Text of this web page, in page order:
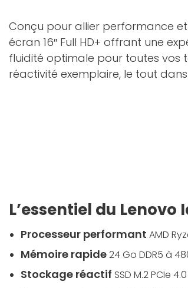
Conçu pour allier performance
écran 16″ Full HD+ offrant une
fluidité optimale pour toutes vos
réactivité exemplaire, le tout
L’essentiel du Lenovo
Processeur performant AMD
Mémoire rapide24 Go DDR5 à
Stockage réactif SSD M.2 PCIe